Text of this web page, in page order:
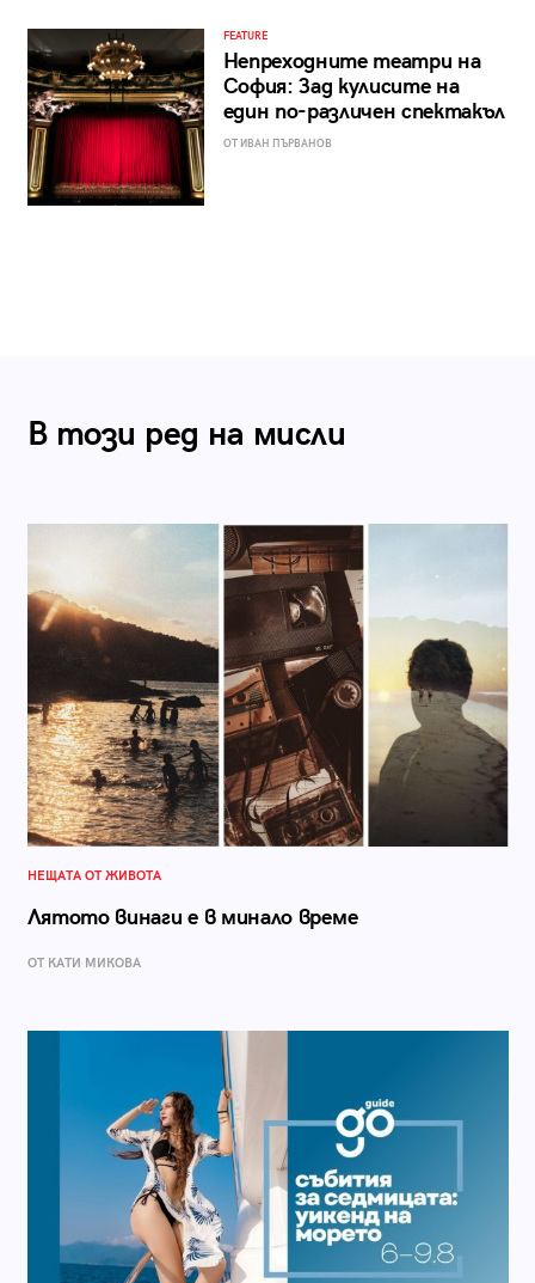
FEATURE
Непреходните театри на
София: Зад кулисите на
един по-различен спектакъл
ОТ ИВАН ПЪРВАНОВ
В този ред на мисли
НЕЩАТА ОТ ЖИВОТА
Лятото винаги е в минало време
ОТ КАТИ МИКОВА